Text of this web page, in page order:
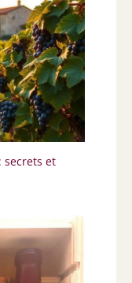
secrets et